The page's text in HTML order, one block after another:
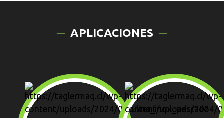
APLICACIONES